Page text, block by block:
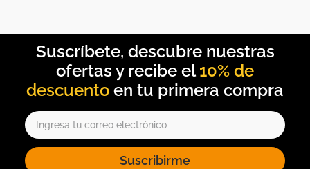
10% de
descuento
Suscribirme